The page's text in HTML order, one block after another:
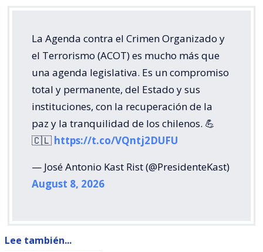
La Agenda contra el Crimen Organizado y
el Terrorismo (ACOT) es mucho más que
una agenda legislativa. Es un compromiso
total y permanente, del Estado y sus
instituciones, con la recuperación de la
paz y la tranquilidad de los chilenos. 💪
🇨🇱 https://t.co/VQntj2DUFU
— José Antonio Kast Rist (@PresidenteKast)
August 8, 2026
Lee también...